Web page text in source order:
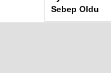
Sebep Oldu